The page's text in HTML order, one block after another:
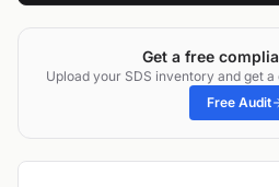
Get a free
Upload your SDS inventory and get
Free Audit